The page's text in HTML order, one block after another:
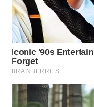
WN
MANDALIKA
WN
LIKUPANG
WN
LABUANBAJO